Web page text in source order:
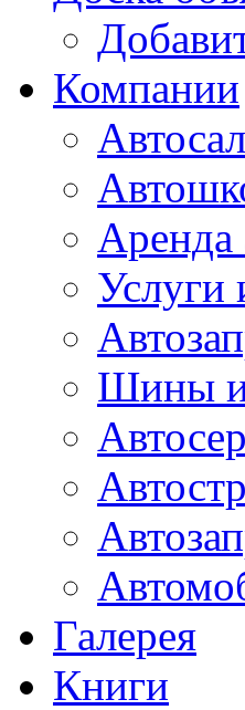
Компании
Аренда
Услуги
Шины и
Галерея
Книги